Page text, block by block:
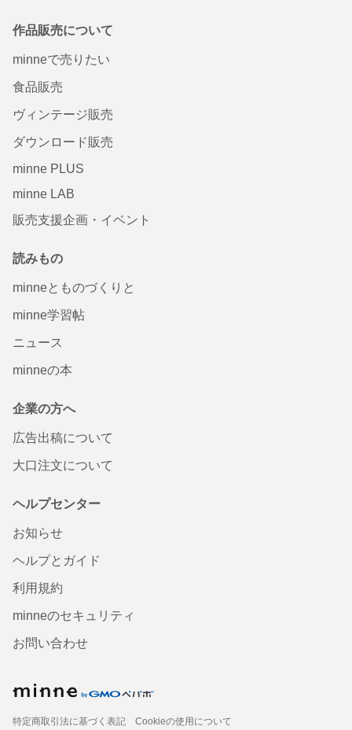
作品販売について
minneで売りたい
食品販売
ヴィンテージ販売
ダウンロード販売
minne PLUS
minne LAB
販売支援企画・イベント
読みもの
minneとものづくりと
minne学習帖
ニュース
minneの本
企業の方へ
広告出稿について
大口注文について
ヘルプセンター
お知らせ
ヘルプとガイド
利用規約
minneのセキュリティ
お問い合わせ
特定商取引法に基づく表記
Cookieの使用について